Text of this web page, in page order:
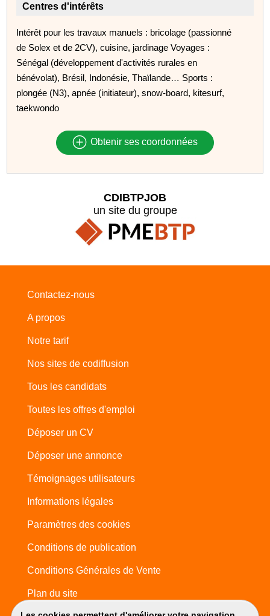
Centres d'intérêts
Intérêt pour les travaux manuels : bricolage (passionné
de Solex et de 2CV), cuisine, jardinage Voyages :
Sénégal (développement d'activités rurales en
bénévolat), Brésil, Indonésie, Thaïlande… Sports :
plongée (N3), apnée (initiateur), snow-board, kitesurf,
taekwondo
Obtenir ses coordonnées
CDIBTPJOB
un site du groupe
Contactez-nous
A propos
Notre tarif
Nos sites de codiffusion
Tous les candidats
Toutes les offres d'emploi
Déposer un CV
Déposer une annonce
Témoignages utilisateurs
Informations légales
Paramètres des cookies
Conditions de publication
Conditions Générales de Vente
Plan du site